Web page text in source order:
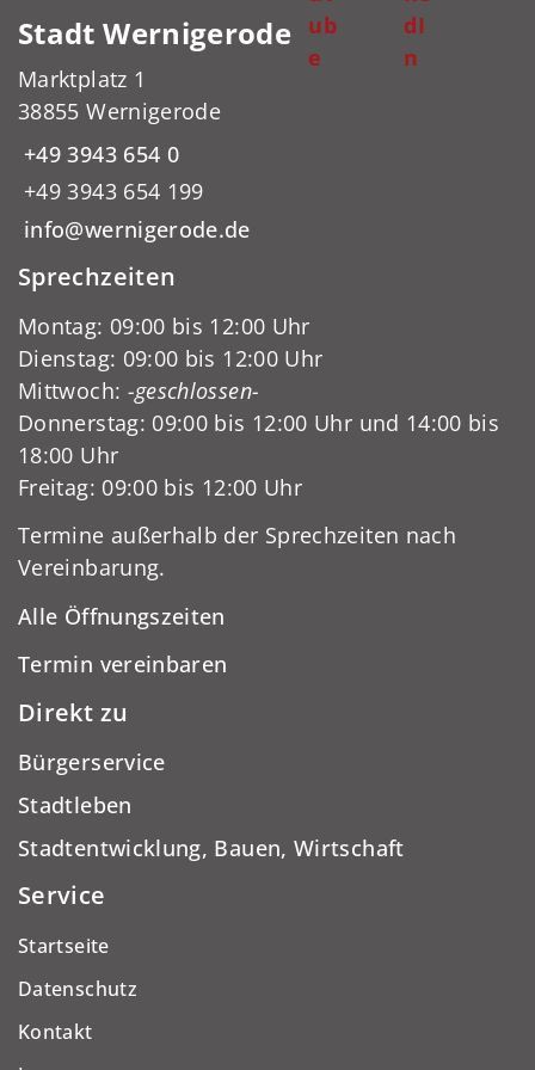
ub
e
dI
n
Stadt Wernigerode
Marktplatz 1
38855 Wernigerode
+49 3943 654 0
+49 3943 654 199
info@wernigerode.de
Sprechzeiten
Montag: 09:00 bis 12:00 Uhr
Dienstag: 09:00 bis 12:00 Uhr
Mittwoch: -geschlossen-
Donnerstag: 09:00 bis 12:00 Uhr und 14:00 bis
18:00 Uhr
Freitag: 09:00 bis 12:00 Uhr
Termine außerhalb der Sprechzeiten nach
Vereinbarung.
Alle Öffnungszeiten
Termin vereinbaren
Direkt zu
Bürgerservice
Stadtleben
Stadtentwicklung, Bauen, Wirtschaft
Service
Startseite
Datenschutz
Kontakt